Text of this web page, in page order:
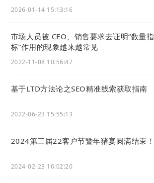
2026-01-14 15:13:16
市场人员被 CEO、销售要求去证明“数量指
标”作用的现象越来越常见
2022-11-08 10:56:47
基于LTD方法论之SEO精准线索获取指南
2022-06-23 15:55:13
2024第三届22客户节暨年猪宴圆满结束！
2024-02-23 16:02:20